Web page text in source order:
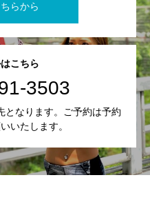
らから
こちら
3503
となります。ご予約は予約
いたします。